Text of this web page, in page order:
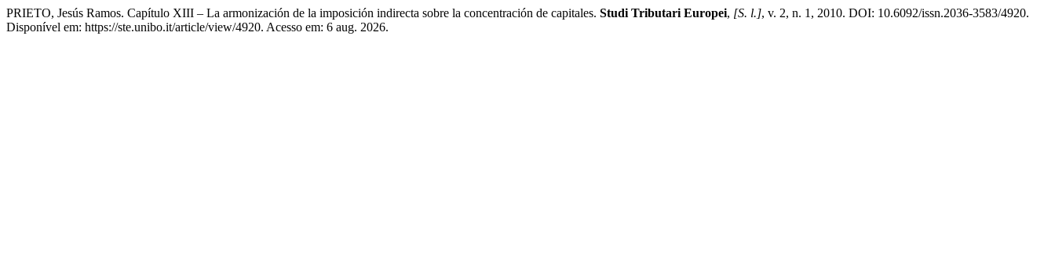
PRIETO, Jesús Ramos. Capítulo XIII – La armonización de la imposición indirecta sobre la concentración de capitales. Studi Tributari Europei, [S. l.], v. 2, n. 1, 2010. DOI: 10.6092/issn.2036-3583/4920.
Disponível em: https://ste.unibo.it/article/view/4920. Acesso em: 6 aug. 2026.